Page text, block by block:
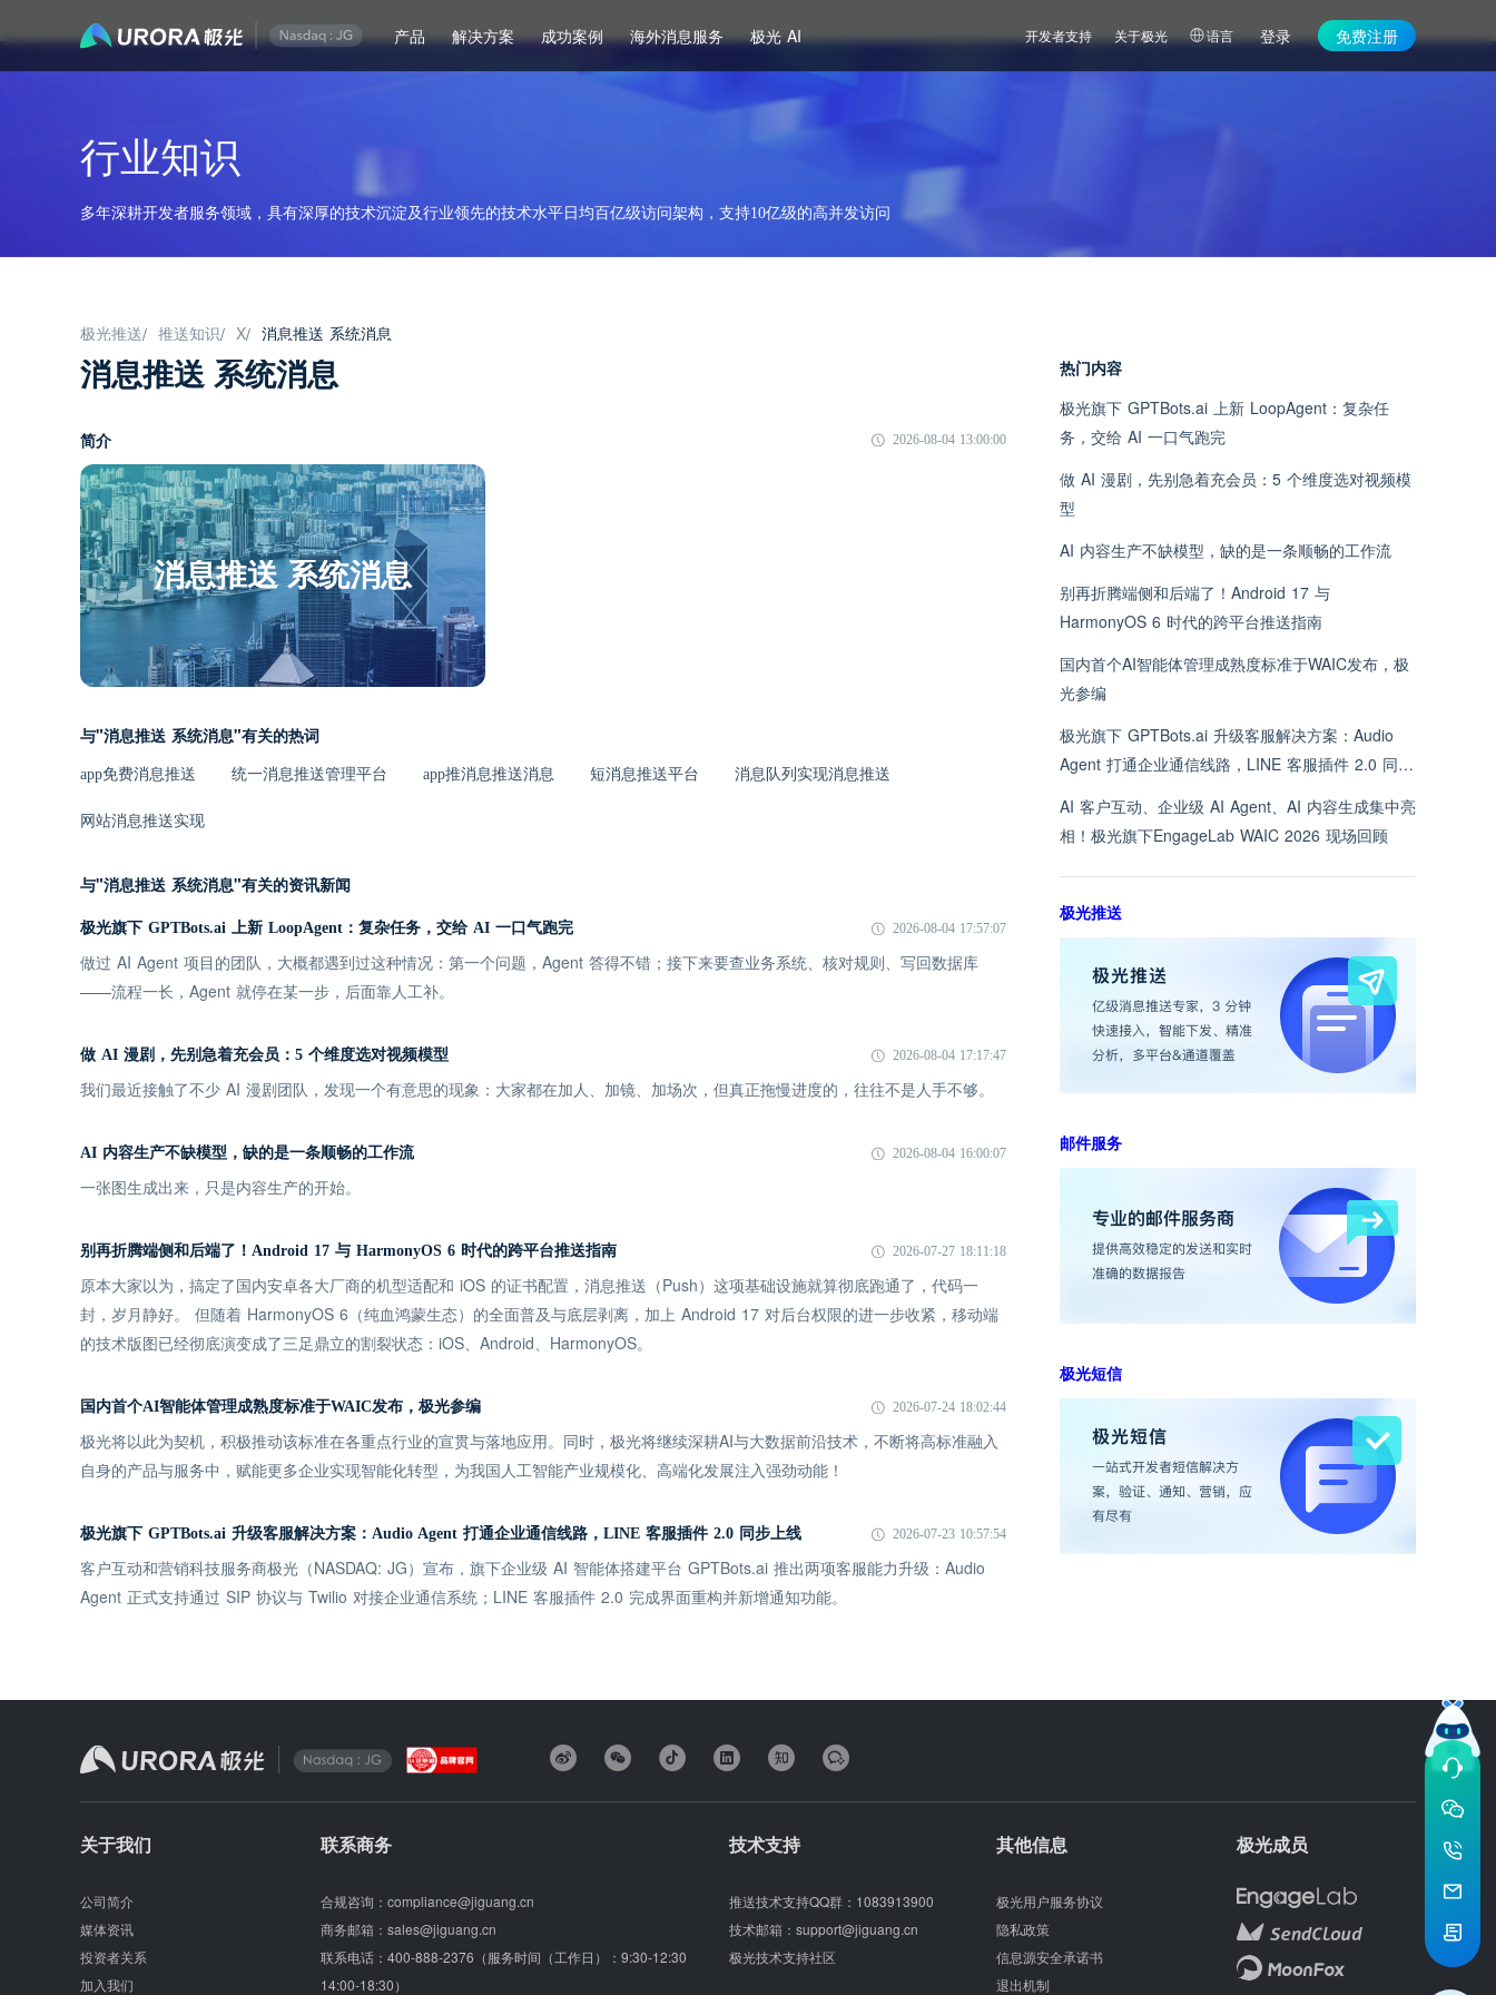
产品 解决方案 成功案例 海外消息服务 极光 AI 开发者支持 关于极光 语言 登录 免费注册
行业知识
多年深耕开发者服务领域，具有深厚的技术沉淀及行业领先的技术水平日均百亿级访问架构，支持10亿级的高并发访问
极光推送/ 推送知识/ X/ 消息推送 系统消息
消息推送 系统消息
简介 2026-08-04 13:00:00
消息推送 系统消息
与"消息推送 系统消息"有关的热词
app免费消息推送 统一消息推送管理平台 app推消息推送消息 短消息推送平台 消息队列实现消息推送
网站消息推送实现
与"消息推送 系统消息"有关的资讯新闻
极光旗下 GPTBots.ai 上新 LoopAgent：复杂任务，交给 AI 一口气跑完 2026-08-04 17:57:07
做过 AI Agent 项目的团队，大概都遇到过这种情况：第一个问题，Agent 答得不错；接下来要查业务系统、核对规则、写回数据库
——流程一长，Agent 就停在某一步，后面靠人工补。
做 AI 漫剧，先别急着充会员：5 个维度选对视频模型 2026-08-04 17:17:47
我们最近接触了不少 AI 漫剧团队，发现一个有意思的现象：大家都在加人、加镜、加场次，但真正拖慢进度的，往往不是人手不够。
AI 内容生产不缺模型，缺的是一条顺畅的工作流 2026-08-04 16:00:07
一张图生成出来，只是内容生产的开始。
别再折腾端侧和后端了！Android 17 与 HarmonyOS 6 时代的跨平台推送指南 2026-07-27 18:11:18
原本大家以为，搞定了国内安卓各大厂商的机型适配和 iOS 的证书配置，消息推送（Push）这项基础设施就算彻底跑通了，代码一
封，岁月静好。 但随着 HarmonyOS 6（纯血鸿蒙生态）的全面普及与底层剥离，加上 Android 17 对后台权限的进一步收紧，移动端
的技术版图已经彻底演变成了三足鼎立的割裂状态：iOS、Android、HarmonyOS。
国内首个AI智能体管理成熟度标准于WAIC发布，极光参编 2026-07-24 18:02:44
极光将以此为契机，积极推动该标准在各重点行业的宣贯与落地应用。同时，极光将继续深耕AI与大数据前沿技术，不断将高标准融入
自身的产品与服务中，赋能更多企业实现智能化转型，为我国人工智能产业规模化、高端化发展注入强劲动能！
极光旗下 GPTBots.ai 升级客服解决方案：Audio Agent 打通企业通信线路，LINE 客服插件 2.0 同步上线 2026-07-23 10:57:54
客户互动和营销科技服务商极光（NASDAQ: JG）宣布，旗下企业级 AI 智能体搭建平台 GPTBots.ai 推出两项客服能力升级：Audio
Agent 正式支持通过 SIP 协议与 Twilio 对接企业通信系统；LINE 客服插件 2.0 完成界面重构并新增通知功能。
热门内容
极光旗下 GPTBots.ai 上新 LoopAgent：复杂任
务，交给 AI 一口气跑完
做 AI 漫剧，先别急着充会员：5 个维度选对视频模
型
AI 内容生产不缺模型，缺的是一条顺畅的工作流
别再折腾端侧和后端了！Android 17 与
HarmonyOS 6 时代的跨平台推送指南
国内首个AI智能体管理成熟度标准于WAIC发布，极
光参编
极光旗下 GPTBots.ai 升级客服解决方案：Audio
Agent 打通企业通信线路，LINE 客服插件 2.0 同步
AI 客户互动、企业级 AI Agent、AI 内容生成集中亮
相！极光旗下EngageLab WAIC 2026 现场回顾
极光推送
邮件服务
极光短信
关于我们
公司简介
媒体资讯
投资者关系
加入我们
联系商务
合规咨询： compliance@jiguang.cn
商务邮箱： sales@jiguang.cn
联系电话： 400-888-2376（服务时间（工作日）：9:30-12:30
14:00-18:30）
技术支持
推送技术支持QQ群： 1083913900
技术邮箱： support@jiguang.cn
极光技术支持社区
其他信息
极光用户服务协议
隐私政策
信息源安全承诺书
退出机制
极光成员